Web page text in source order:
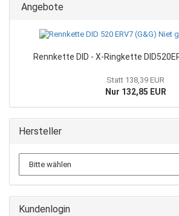
Angebote
Rennkette DID - X-Ringkette
Statt 138,39 EUR
Nur 132,85 EUR
Hersteller
Kundenlogin